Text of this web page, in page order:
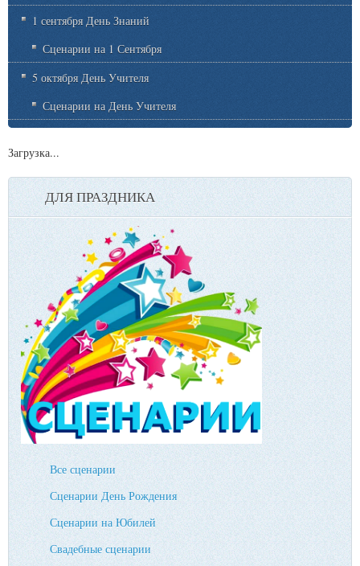
1 сентября День Знаний
Сценарии на 1 Сентября
5 октября День Учителя
Сценарии на День Учителя
Загрузка...
ДЛЯ ПРАЗДНИКА
Все сценарии
Сценарии День Рождения
Сценарии на Юбилей
Свадебные сценарии